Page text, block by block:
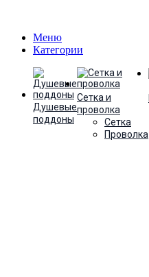
Меню
Категории
Душевые
поддоны
Сетка и
проволка
Сетка
Проволка